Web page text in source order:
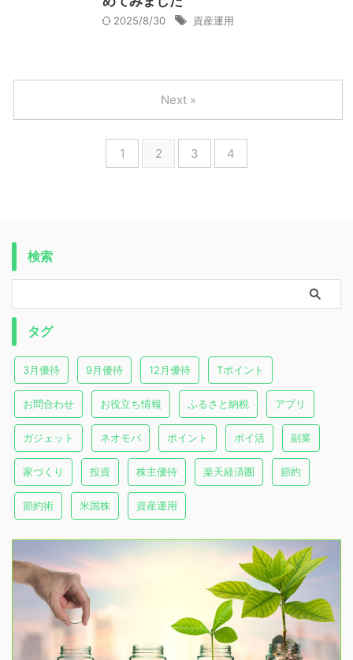
2025/8/30 資産運用
1 2 3 4
Next »
検索
タグ
3月優待 9月優待 12月優待 Tポイント
お問合わせ お役立ち情報 ふるさと納税 アプリ
ガジェット ネオモバ ポイント ポイ活 副業
家づくり 投資 株主優待 楽天経済圏 節約
節約術 米国株 資産運用